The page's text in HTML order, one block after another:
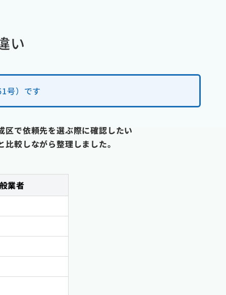
い
号）です
で依頼先を選ぶ際に確認したい
較しながら整理しました。
業者